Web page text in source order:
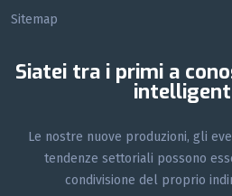
Sitemap
Siatei tra i primi a
Le nostre nuove produzioni, gli
tendenze settoriali possono
condivisione del proprio